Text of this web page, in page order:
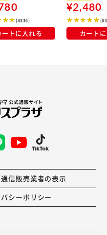
(4336)
ートに入れる
¥2,480
カート
信販売業者の表示
シーポリシー